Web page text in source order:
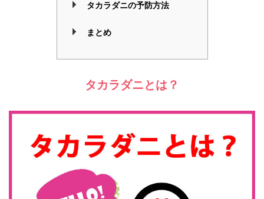
タカラダニの予防方法
まとめ
タカラダニとは？